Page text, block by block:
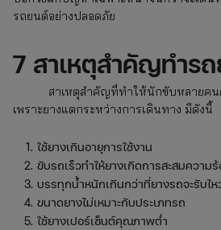
รถยนต์อย่างปลอดภัย
7 สาเหตุสำคัญทำร
สาเหตุสำคัญที่ทำให้นักขับหลายคนต้
เพราะยางแตกระหว่างการเดินทาง มีดังนี้
ใช้ยางเกินอายุการใช้งาน
ขับรถเร็วทำให้ยางเกิดการสะสมความ
บรรทุกน้ำหนักเกินกว่าที่ยางรถจะรับไห
ขนาดยางไม่เหมาะกับประเภทรถ
ใช้ยางเปอร์เซ็นต์คุณภาพต่ำ